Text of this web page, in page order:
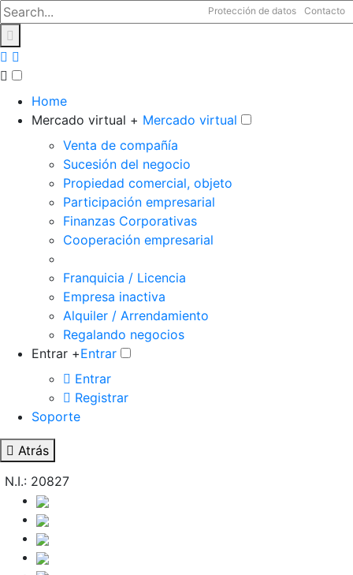
Protección de datos Contacto
Home
Mercado virtual + Mercado virtual
Venta de compañía
Sucesión del negocio
Propiedad comercial, objeto
Participación empresarial
Finanzas Corporativas
Cooperación empresarial
Franquicia / Licencia
Empresa inactiva
Alquiler / Arrendamiento
Regalando negocios
Entrar +Entrar
Entrar
Registrar
Soporte
Atrás
N.I.: 20827